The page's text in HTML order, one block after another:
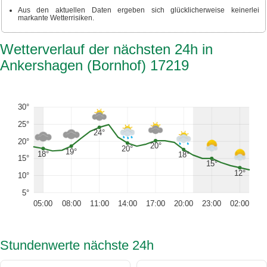
Aus den aktuellen Daten ergeben sich glücklicherweise keinerlei
markante Wetterrisiken.
Wetterverlauf der nächsten 24h in
Ankershagen (Bornhof) 17219
5°
10°
15°
20°
25°
30°
18° 19°
24°
20° 20°
18°
15°
12°
05:00 08:00 11:00 14:00 17:00 20:00 23:00 02:00
Stundenwerte nächste 24h